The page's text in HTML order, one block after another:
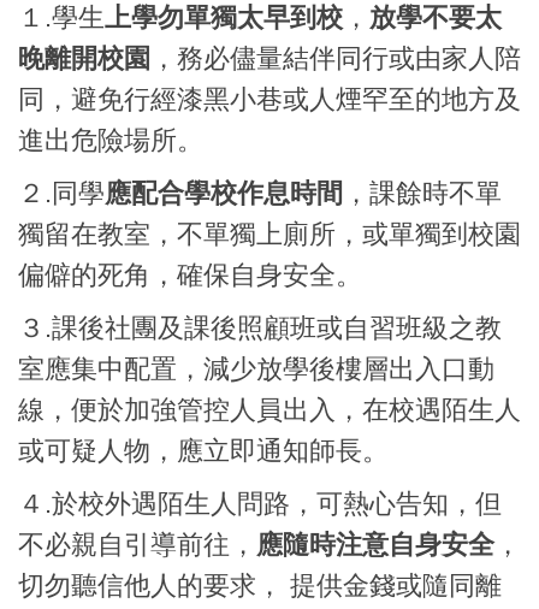
１.學生上學勿單獨太早到校 ， 放學不要太
晚離開校園 ，務必儘量結伴同行或由家人陪
同，避免行經漆黑小巷或人煙罕至的地方及
進出危險場所。
２.同學應配合學校作息時間 ，課餘時不單
獨留在教室，不單獨上廁所，或單獨到校園
偏僻的死角，確保自身安全。
３.課後社團及課後照顧班或自習班級之教
室應集中配置，減少放學後樓層出入口動
線，便於加強管控人員出入，在校遇陌生人
或可疑人物，應立即通知師長。
４.於校外遇陌生人問路，可熱心告知，但
不必親自引導前往， 應隨時注意自身安全，
切勿聽信他人的要求， 提供金錢或隨同離